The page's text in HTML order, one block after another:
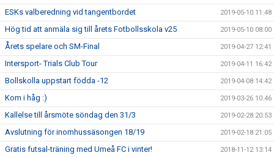
ESKs valberedning vid tangentbordet 2019-05-10 11:48
Hög tid att anmäla sig till årets Fotbollsskola v25 2019-05-10 08:00
Årets spelare och SM-Final 2019-04-27 12:41
Intersport- Trials Club Tour 2019-04-11 16:42
Bollskolla uppstart födda -12 2019-04-08 14:42
Kom i håg :) 2019-03-26 10:46
Kallelse till årsmöte söndag den 31/3 2019-02-28 20:53
Avslutning för inomhussäsongen 18/19 2019-02-18 21:05
Gratis futsal-träning med Umeå FC i vinter! 2018-11-12 13:14